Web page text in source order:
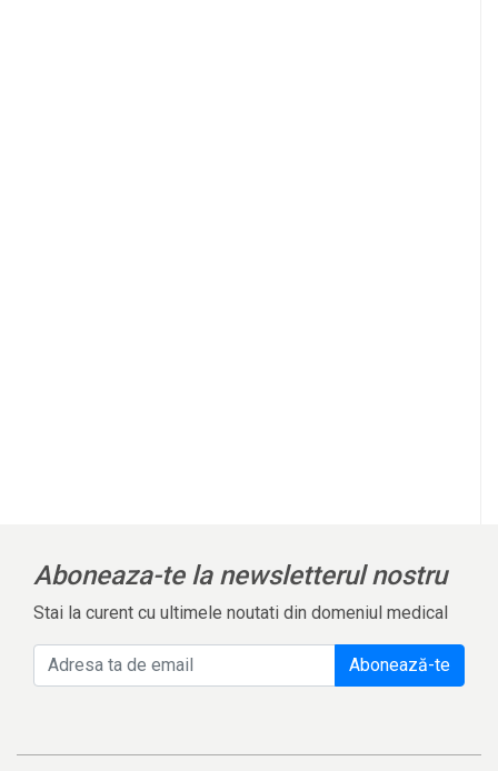
Aboneaza-te la newsletterul nostru
Stai la curent cu ultimele noutati din domeniul medical
Abonează-te